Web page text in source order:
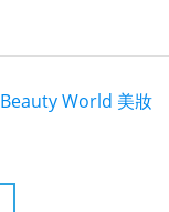
Beauty World 美妝